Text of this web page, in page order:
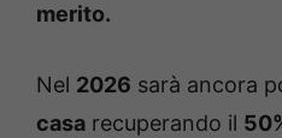
merito.
Nel 2026 sarà ancora
casa recuperando il